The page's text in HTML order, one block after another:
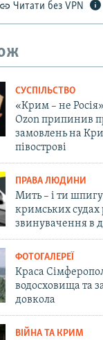
Читати без VPN
СУСПІЛЬСТВО
«Крим – не
Ozon припинив
замовлень на
півострові
ПРАВА ЛЮДИНИ
Мить – і ти
кримських судах
звинувачення в
ФОТОГАЛЕРЕЇ
Краса
водосховища та
довкола
ВІЙНА ТА КРИМ